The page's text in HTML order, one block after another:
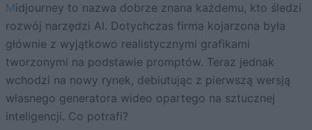
Midjourney to nazwa dobrze znana każdemu, kto śledzi
rozwój narzędzi AI. Dotychczas firma kojarzona była
głównie z wyjątkowo realistycznymi grafikami
tworzonymi na podstawie promptów. Teraz jednak
wchodzi na nowy rynek, debiutując z pierwszą wersją
własnego generatora wideo opartego na sztucznej
inteligencji. Co potrafi?